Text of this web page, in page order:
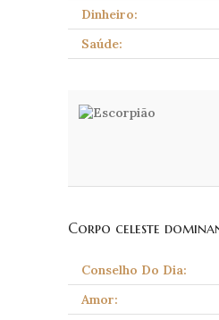
Dinheiro:
Saúde:
Corpo celeste
Conselho Do Dia:
Amor: